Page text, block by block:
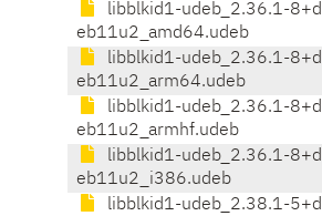
libblkid1-udeb_2.36.1-8+d
eb11u2_amd64.udeb
libblkid1-udeb_2.36.1-8+d
eb11u2_arm64.udeb
libblkid1-udeb_2.36.1-8+d
eb11u2_armhf.udeb
libblkid1-udeb_2.36.1-8+d
eb11u2_i386.udeb
libblkid1-udeb_2.38.1-5+d